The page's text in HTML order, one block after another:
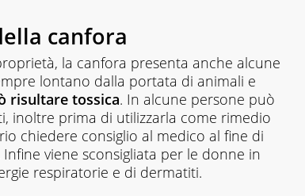
canfora
la canfora presenta anche alcune
lontano dalla portata di animali e
risultare tossica. In alcune persone può
inoltre prima di utilizzarla come rimedio
chiedere consiglio al medico al fine di
viene sconsigliata per le donne in
respiratorie e di dermatiti.